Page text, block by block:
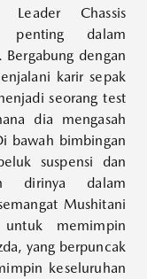
Leader Chassis
penting dalam
dengan
karir sepak
seorang test
dia mengasah
bawah bimbingan
suspensi dan
dirinya dalam
Mushitani
memimpin
yang berpuncak
keseluruhan